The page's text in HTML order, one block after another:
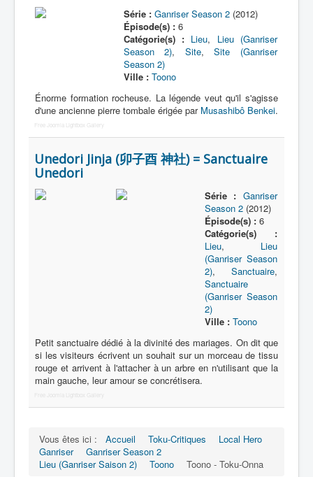
Série : Ganriser Season 2(2012)
Épisode(s) :6
Catégorie(s) : Lieu, Lieu (Ganriser
Season 2), Site,Site (Ganriser
Season 2)
Ville : Toono
Énorme formation rocheuse. La légende veut qu'il s'agisse
d'une ancienne pierre tombale érigée par Musashibô Benkei.
Free Joomla Lightbox Gallery
Unedori Jinja (卯子酉 神社) = Sanctuaire
Unedori
Série : Ganriser
Season 2(2012)
Épisode(s) :6
Catégorie(s) :
Lieu, Lieu
(Ganriser Season
2), Sanctuaire,
Sanctuaire
(Ganriser Season
2)
Ville : Toono
Petit sanctuaire dédié à la divinité des mariages. On dit que
si les visiteurs écrivent un souhait sur un morceau de tissu
rouge et arrivent à l'attacher à un arbre en n'utilisant que la
main gauche, leur amour se concrétisera.
Vous êtes ici : Accueil Toku-Critiques
Local Hero
Ganriser
Ganriser Season 2
Lieu (Ganriser Saison 2)
Toono Toono - Toku-Onna